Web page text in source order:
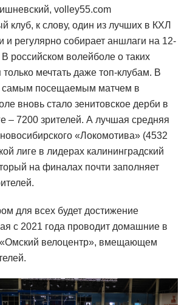
volley55.com
клуб, к слову, один из лучших в КХЛ
и регулярно собирает аншлаги на 12-
российском волейболе о таких
мечтать даже топ-клубам. В
самым посещаемым матчем в
вновь стало зенитовское дерби в
– 7200 зрителей. А лучшая средняя
«Локомотива» (4532
лиге в лидерах калининградский
на финалах почти заполняет
для всех будет достижение
с 2021 года проводит домашние в
«Омский велоцентр», вмещающем